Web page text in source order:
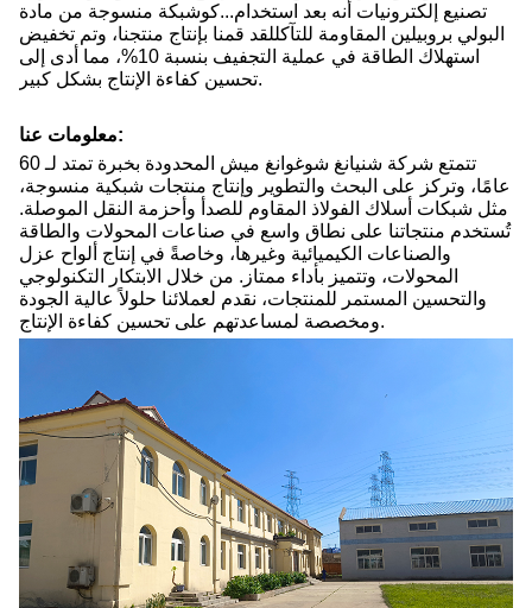
تصنيع إلكترونيات أنه بعد استخدام...كوشبكة منسوجة من مادة
البولي بروبيلين المقاومة للتآكللقد قمنا بإنتاج منتجنا، وتم تخفيض
استهلاك الطاقة في عملية التجفيف بنسبة 10%، مما أدى إلى
تحسين كفاءة الإنتاج بشكل كبير.
معلومات عنا:
تتمتع شركة شنيانغ شوغوانغ ميش المحدودة بخبرة تمتد لـ 60
عامًا، وتركز على البحث والتطوير وإنتاج منتجات شبكية منسوجة،
مثل شبكات أسلاك الفولاذ المقاوم للصدأ وأحزمة النقل الموصلة.
تُستخدم منتجاتنا على نطاق واسع في صناعات المحولات والطاقة
والصناعات الكيميائية وغيرها، وخاصةً في إنتاج ألواح عزل
المحولات، وتتميز بأداء ممتاز. من خلال الابتكار التكنولوجي
والتحسين المستمر للمنتجات، نقدم لعملائنا حلولاً عالية الجودة
ومخصصة لمساعدتهم على تحسين كفاءة الإنتاج.